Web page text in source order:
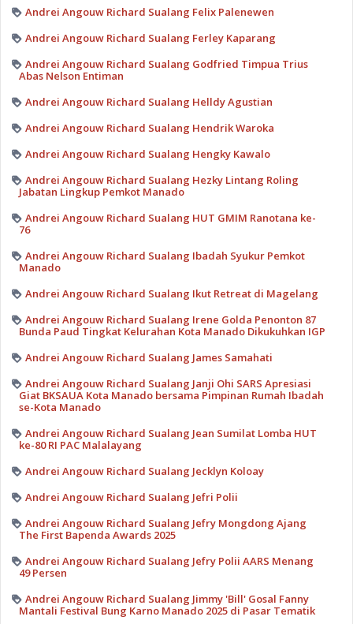
Andrei Angouw Richard Sualang Felix Palenewen
Andrei Angouw Richard Sualang Ferley Kaparang
Andrei Angouw Richard Sualang Godfried Timpua Trius
Abas Nelson Entiman
Andrei Angouw Richard Sualang Helldy Agustian
Andrei Angouw Richard Sualang Hendrik Waroka
Andrei Angouw Richard Sualang Hengky Kawalo
Andrei Angouw Richard Sualang Hezky Lintang Roling
Jabatan Lingkup Pemkot Manado
Andrei Angouw Richard Sualang HUT GMIM Ranotana ke-
76
Andrei Angouw Richard Sualang Ibadah Syukur Pemkot
Manado
Andrei Angouw Richard Sualang Ikut Retreat di Magelang
Andrei Angouw Richard Sualang Irene Golda Penonton 87
Bunda Paud Tingkat Kelurahan Kota Manado Dikukuhkan IGP
Andrei Angouw Richard Sualang James Samahati
Andrei Angouw Richard Sualang Janji Ohi SARS Apresiasi
Giat BKSAUA Kota Manado bersama Pimpinan Rumah Ibadah
se-Kota Manado
Andrei Angouw Richard Sualang Jean Sumilat Lomba HUT
ke-80 RI PAC Malalayang
Andrei Angouw Richard Sualang Jecklyn Koloay
Andrei Angouw Richard Sualang Jefri Polii
Andrei Angouw Richard Sualang Jefry Mongdong Ajang
The First Bapenda Awards 2025
Andrei Angouw Richard Sualang Jefry Polii AARS Menang
49 Persen
Andrei Angouw Richard Sualang Jimmy 'Bill' Gosal Fanny
Mantali Festival Bung Karno Manado 2025 di Pasar Tematik